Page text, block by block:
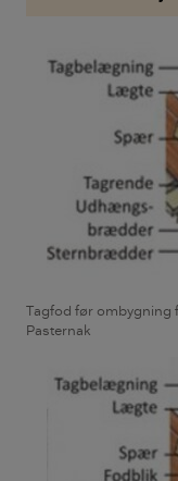
Tagfod før ombygning
Pasternak